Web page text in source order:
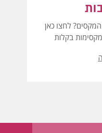
המקסים? לחצו כאן
מקסימות בקלות